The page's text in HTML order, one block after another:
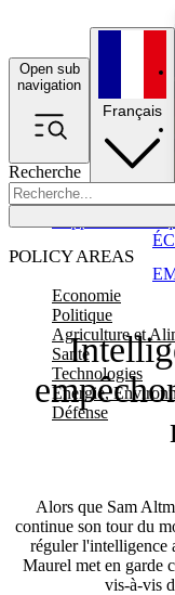
Open sub
navigation
Recherche
POLICY AREAS
Economie
Politique
Agriculture et
Santé
Technologies
Energie,
Défense
Français
Alors que Sam
continue son tour du
réguler l'intelligence
Maurel met en garde
vis-à-vis